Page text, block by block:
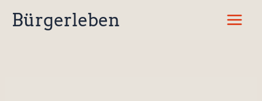
InhaltBürgerleben